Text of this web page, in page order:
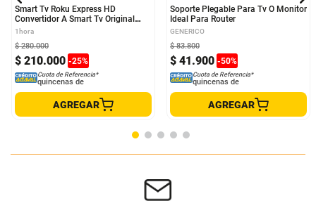
Smart Tv Roku Express HD
Convertidor A Smart Tv Original
Roku
1hora
$ 210.000 -25%
$ 280.000
Cuota de Referencia*
quincenas de
AGREGAR
Soporte Plegable Para Tv O Monitor
Ideal Para Router
GENERICO
$ 41.900 -50%
$ 83.800
Cuota de Referencia*
quincenas de
AGREGAR